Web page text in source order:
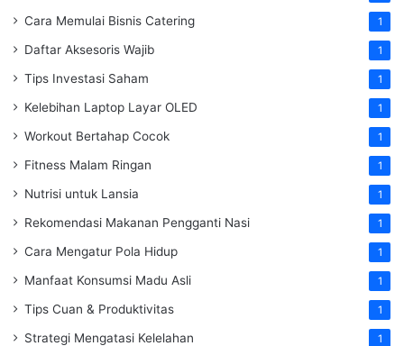
Cara Memulai Bisnis Catering 1
Daftar Aksesoris Wajib 1
Tips Investasi Saham 1
Kelebihan Laptop Layar OLED 1
Workout Bertahap Cocok 1
Fitness Malam Ringan 1
Nutrisi untuk Lansia 1
Rekomendasi Makanan Pengganti Nasi 1
Cara Mengatur Pola Hidup 1
Manfaat Konsumsi Madu Asli 1
Tips Cuan & Produktivitas 1
Strategi Mengatasi Kelelahan 1